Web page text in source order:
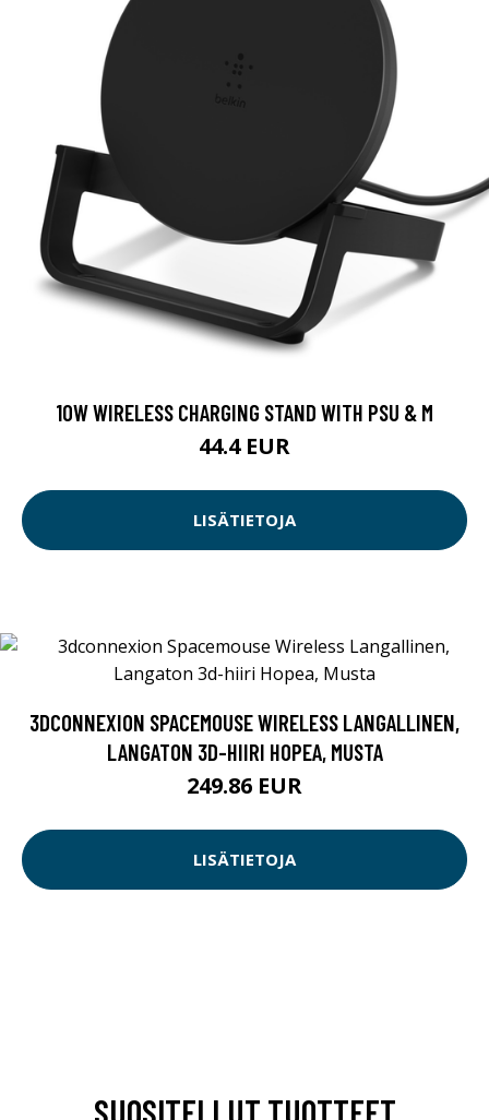
10W WIRELESS CHARGING STAND WITH PSU & M
44.4 EUR
LISÄTIETOJA
3DCONNEXION SPACEMOUSE WIRELESS LANGALLINEN,
LANGATON 3D-HIIRI HOPEA, MUSTA
249.86 EUR
LISÄTIETOJA
SUOSITELLUT TUOTTEET